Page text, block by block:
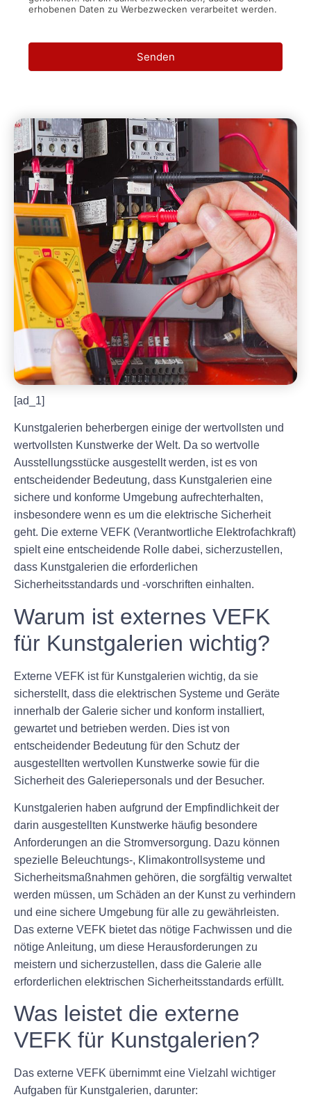
erhobenen Daten zu Werbezwecken verarbeitet werden.
Senden
[ad_1]
Kunstgalerien beherbergen einige der wertvollsten und
wertvollsten Kunstwerke der Welt. Da so wertvolle
Ausstellungsstücke ausgestellt werden, ist es von
entscheidender Bedeutung, dass Kunstgalerien eine
sichere und konforme Umgebung aufrechterhalten,
insbesondere wenn es um die elektrische Sicherheit
geht. Die externe VEFK (Verantwortliche Elektrofachkraft)
spielt eine entscheidende Rolle dabei, sicherzustellen,
dass Kunstgalerien die erforderlichen
Sicherheitsstandards und -vorschriften einhalten.
Warum ist externes VEFK
für Kunstgalerien wichtig?
Externe VEFK ist für Kunstgalerien wichtig, da sie
sicherstellt, dass die elektrischen Systeme und Geräte
innerhalb der Galerie sicher und konform installiert,
gewartet und betrieben werden. Dies ist von
entscheidender Bedeutung für den Schutz der
ausgestellten wertvollen Kunstwerke sowie für die
Sicherheit des Galeriepersonals und der Besucher.
Kunstgalerien haben aufgrund der Empfindlichkeit der
darin ausgestellten Kunstwerke häufig besondere
Anforderungen an die Stromversorgung. Dazu können
spezielle Beleuchtungs-, Klimakontrollsysteme und
Sicherheitsmaßnahmen gehören, die sorgfältig verwaltet
werden müssen, um Schäden an der Kunst zu verhindern
und eine sichere Umgebung für alle zu gewährleisten.
Das externe VEFK bietet das nötige Fachwissen und die
nötige Anleitung, um diese Herausforderungen zu
meistern und sicherzustellen, dass die Galerie alle
erforderlichen elektrischen Sicherheitsstandards erfüllt.
Was leistet die externe
VEFK für Kunstgalerien?
Das externe VEFK übernimmt eine Vielzahl wichtiger
Aufgaben für Kunstgalerien, darunter: